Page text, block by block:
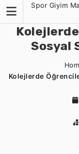
content
Spor Giyim
Sosyal
Kolejlerde